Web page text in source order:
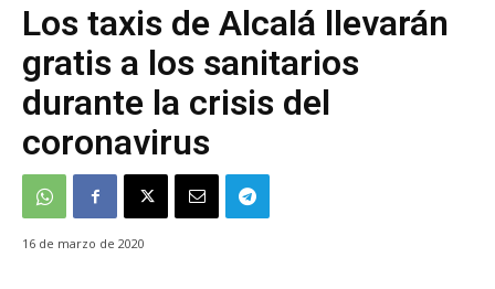
Los taxis de Alcalá llevarán
gratis a los sanitarios
durante la crisis del
coronavirus
16 de marzo de 2020